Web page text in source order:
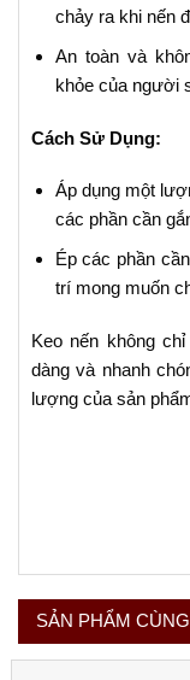
chảy ra khi nến
An toàn và
khỏe của người
Cách Sử Dụng:
Áp dụng một
các phần cần
Ép các phần
trí mong muốn
Keo nến không
dàng và nhanh
lượng của sản
SẢN PHẨM